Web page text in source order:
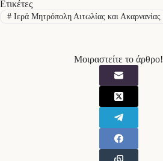
Ετικέτες
#Ιερά Μητρόπολη Αιτωλίας και Ακαρνανίας
Μοιραστείτε το άρθρο!